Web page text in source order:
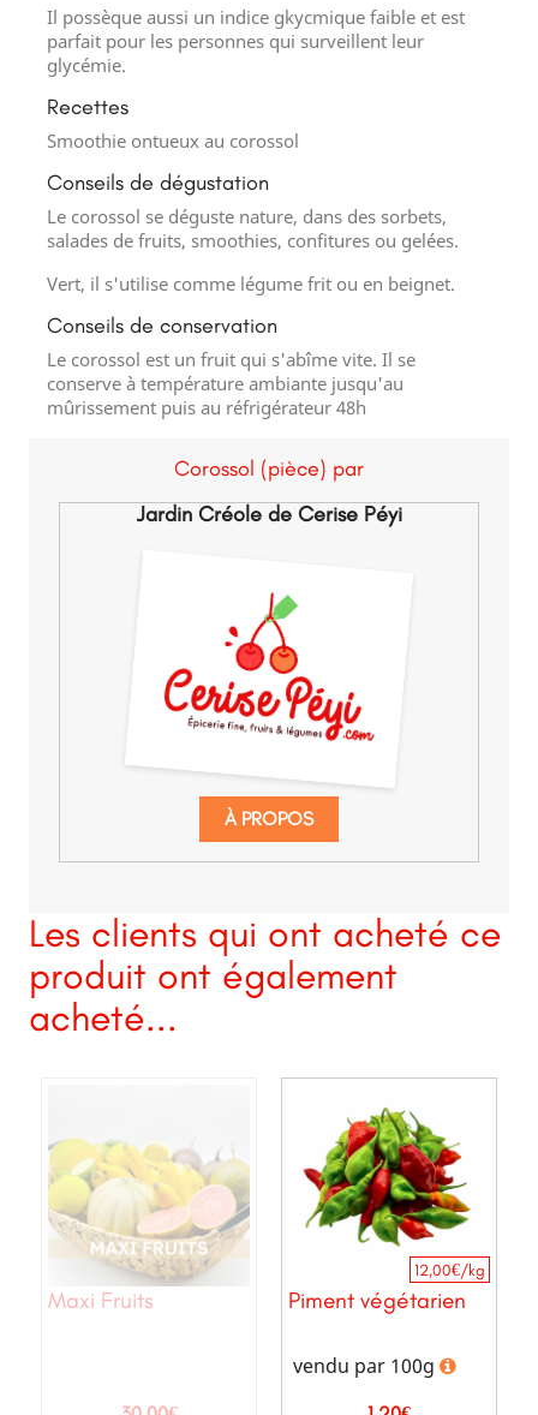
Il possèque aussi un indice gkycmique faible et est
parfait pour les personnes qui surveillent leur
glycémie.
Recettes
Smoothie ontueux au corossol
Conseils de dégustation
Le corossol se déguste nature, dans des sorbets,
salades de fruits, smoothies, confitures ou gelées.
Vert, il s'utilise comme légume frit ou en beignet.
Conseils de conservation
Le corossol est un fruit qui s'abîme vite. Il se
conserve à température ambiante jusqu'au
mûrissement puis au réfrigérateur 48h
Corossol (pièce) par
Jardin Créole de Cerise Péyi
À PROPOS
Les clients qui ont acheté ce
produit ont également
acheté...
Maxi Fruits Piment végétarien
12,00€/kg
vendu par 100g